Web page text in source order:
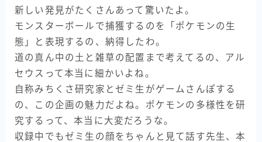
新しい発見がたくさんあって驚いたよ。
モンスターボールで捕獲するのを「ポケモンの生
態」と表現するの、納得したわ。
道の真ん中の土と雑草の配置まで考えてるの、アル
セウスって本当に細かいよね。
自称みちくさ研究家とゼミ生がゲームさんぽする
の、この企画の魅力だよね。ポケモンの多様性を研
究するって、本当に大変だろうな。
収録中でもゼミ生の顔をちゃんと見て話す先生、本